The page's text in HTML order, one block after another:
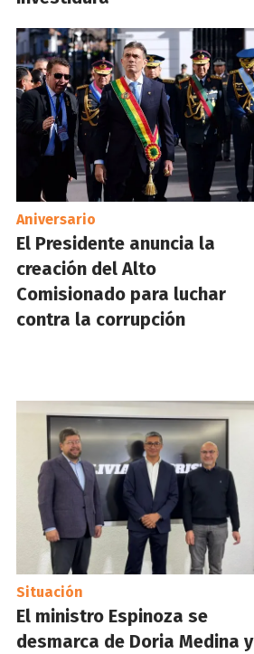
Aniversario
El Presidente anuncia la
creación del Alto
Comisionado para luchar
contra la corrupción
Situación
El ministro Espinoza se
desmarca de Doria Medina y